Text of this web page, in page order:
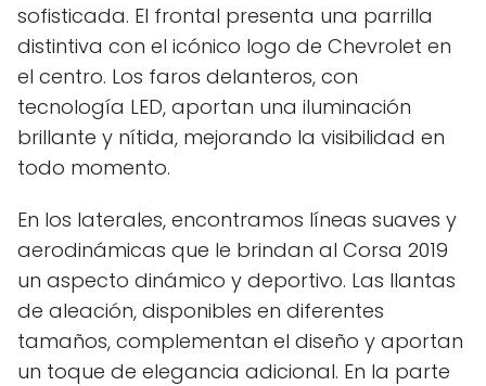
sofisticada. El frontal presenta una parrilla
distintiva con el icónico logo de Chevrolet en
el centro. Los faros delanteros, con
tecnología LED, aportan una iluminación
brillante y nítida, mejorando la visibilidad en
todo momento.
En los laterales, encontramos líneas suaves y
aerodinámicas que le brindan al Corsa 2019
un aspecto dinámico y deportivo. Las llantas
de aleación, disponibles en diferentes
tamaños, complementan el diseño y aportan
un toque de elegancia adicional. En la parte